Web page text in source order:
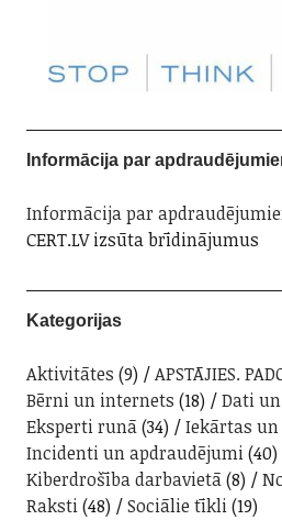
Informācija par
Informācija par
CERT.LV izsūta brīdinājumus
Kategorijas
Aktivitātes (9) APSTĀJIES.
Bērni un internets (18) Dati
Eksperti runā(34) Iekārtas
Incidenti un apdraudējumi(40)
Kiberdrošība darbavietā(8)
Raksti(48) Sociālie tīkli(19)